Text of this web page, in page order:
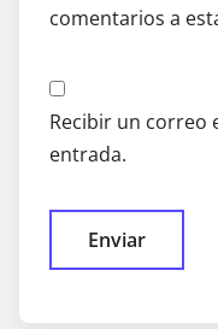
comentarios a
Recibir un correo
entrada.